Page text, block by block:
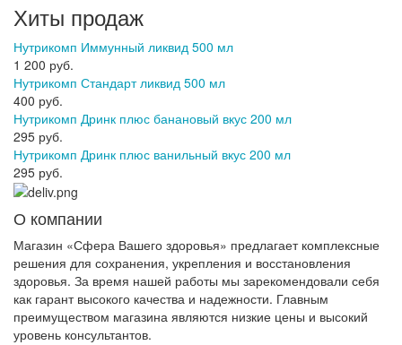
Хиты продаж
Нутрикомп Иммунный ликвид 500 мл
1 200 руб.
Нутрикомп Стандарт ликвид 500 мл
400 руб.
Нутрикомп Дринк плюс банановый вкус 200 мл
295 руб.
Нутрикомп Дринк плюс ванильный вкус 200 мл
295 руб.
О компании
Магазин «Сфера Вашего здоровья» предлагает комплексные
решения для сохранения, укрепления и восстановления
здоровья. За время нашей работы мы зарекомендовали себя
как гарант высокого качества и надежности. Главным
преимуществом магазина являются низкие цены и высокий
уровень консультантов.